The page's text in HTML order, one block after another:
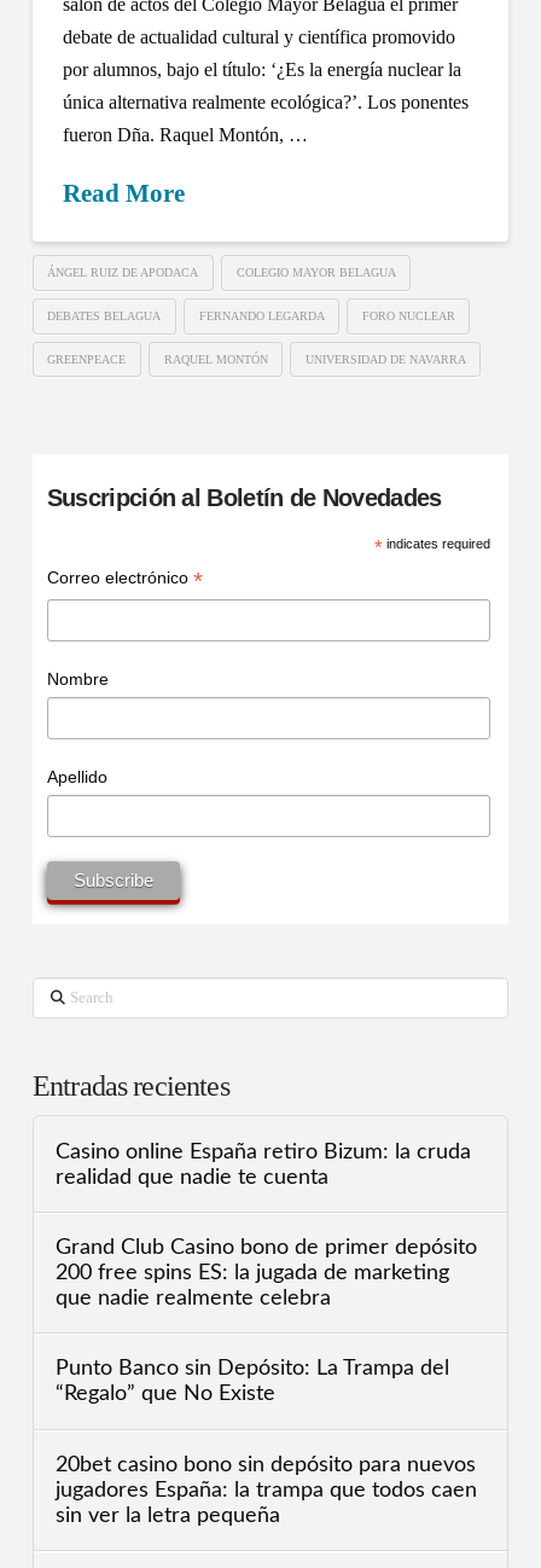
salón de actos del Colegio Mayor Belagua el primer
debate de actualidad cultural y científica promovido
por alumnos, bajo el título: ‘¿Es la energía nuclear la
única alternativa realmente ecológica?’. Los ponentes
fueron Dña. Raquel Montón, …
Read More
ÁNGEL RUIZ DE APODACA COLEGIO MAYOR BELAGUA
DEBATES BELAGUA FERNANDO LEGARDA FORO NUCLEAR
GREENPEACE RAQUEL MONTÓN UNIVERSIDAD DE NAVARRA
Suscripción al Boletín de Novedades
*indicates required
Correo electrónico *
Nombre
Apellido
Search
Entradas recientes
Casino online España retiro Bizum: la cruda
realidad que nadie te cuenta
Grand Club Casino bono de primer depósito
200 free spins ES: la jugada de marketing
que nadie realmente celebra
Punto Banco sin Depósito: La Trampa del
“Regalo” que No Existe
20bet casino bono sin depósito para nuevos
jugadores España: la trampa que todos caen
sin ver la letra pequeña